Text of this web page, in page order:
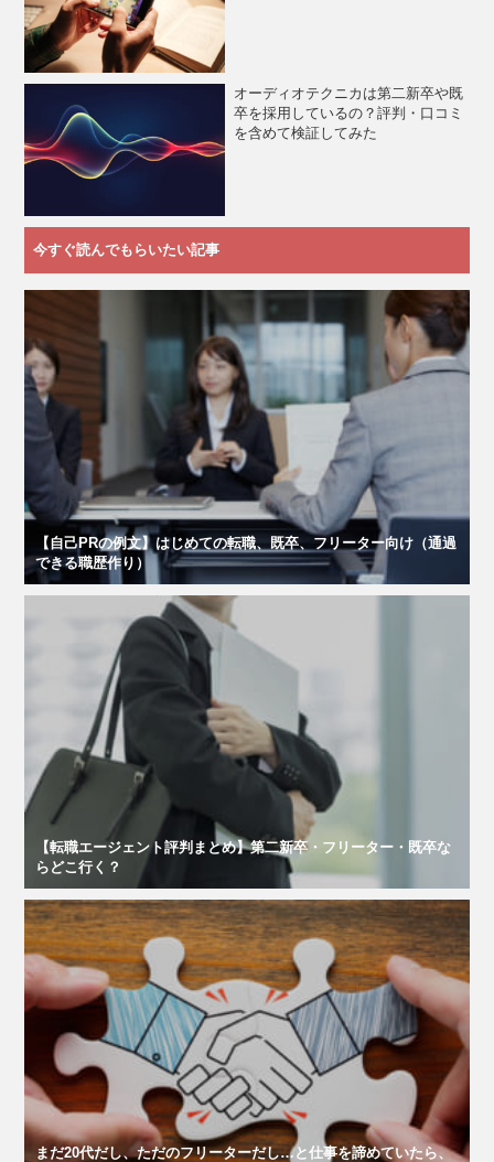
オーディオテクニカは第二新卒や既
卒を採用しているの？評判・口コミ
を含めて検証してみた
今すぐ読んでもらいたい記事
【自己PRの例文】はじめての転職、既卒、フリーター向け（通過
できる職歴作り）
【転職エージェント評判まとめ】第二新卒・フリーター・既卒な
らどこ行く？
まだ20代だし、ただのフリーターだし…と仕事を諦めていたら、